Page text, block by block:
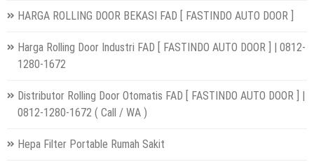
HARGA ROLLING DOOR BEKASI FAD [ FASTINDO AUTO DOOR ]
Harga Rolling Door Industri FAD [ FASTINDO AUTO DOOR ] | 0812-
1280-1672
Distributor Rolling Door Otomatis FAD [ FASTINDO AUTO DOOR ] |
0812-1280-1672 ( Call / WA )
Hepa Filter Portable Rumah Sakit